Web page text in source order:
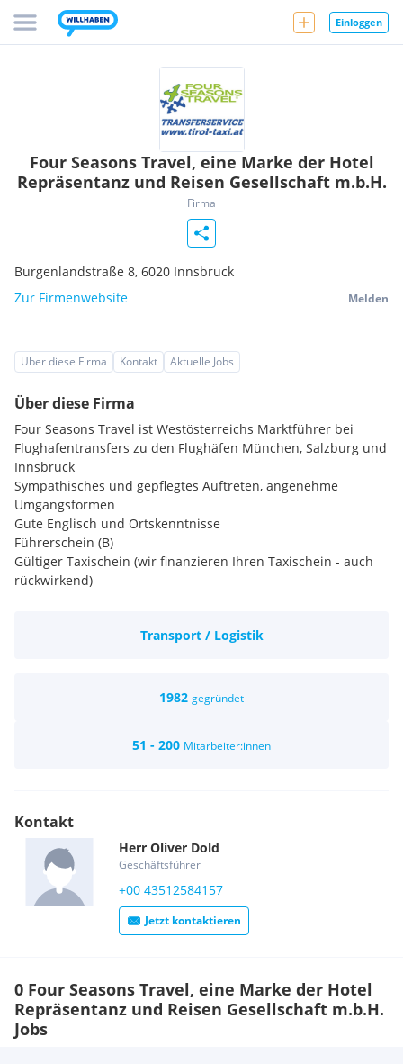
Einloggen
Four Seasons Travel, eine Marke der Hotel
Repräsentanz und Reisen Gesellschaft m.b.H.
Firma
Burgenlandstraße 8, 6020 Innsbruck
Zur Firmenwebsite
Melden
Über diese Firma Kontakt Aktuelle Jobs
Über diese Firma
Four Seasons Travel ist Westösterreichs Marktführer bei
Flughafentransfers zu den Flughäfen München, Salzburg und
Innsbruck
Sympathisches und gepflegtes Auftreten, angenehme
Umgangsformen
Gute Englisch und Ortskenntnisse
Führerschein (B)
Gültiger Taxischein (wir finanzieren Ihren Taxischein - auch
rückwirkend)
Geringfügig, Teilzeit oder Hauptberuflich
Transport / Logistik
1982 gegründet
51 - 200 Mitarbeiter:innen
Kontakt
Herr Oliver Dold
Geschäftsführer
+00 43512584157
Jetzt kontaktieren
0 Four Seasons Travel, eine Marke der Hotel
Repräsentanz und Reisen Gesellschaft m.b.H.
Jobs